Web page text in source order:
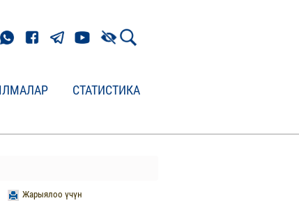
СТАТИСТИКА
Жарыялоо үчүн